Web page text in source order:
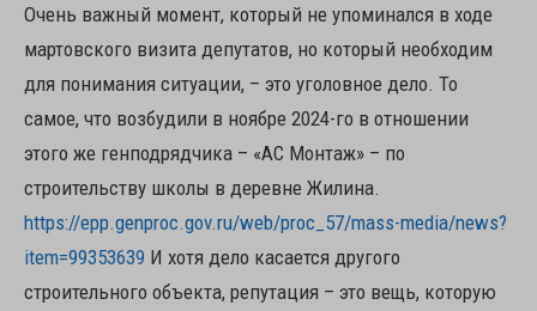
Очень важный момент, который не упоминался в ходе
мартовского визита депутатов, но который необходим
для понимания ситуации, – это уголовное дело. То
самое, что возбудили в ноябре 2024-го в отношении
этого же генподрядчика – «АС Монтаж» – по
строительству школы в деревне Жилина.
https://epp.genproc.gov.ru/web/proc_57/mass-media/news?
item=99353639 И хотя дело касается другого
строительного объекта, репутация – это вещь, которую